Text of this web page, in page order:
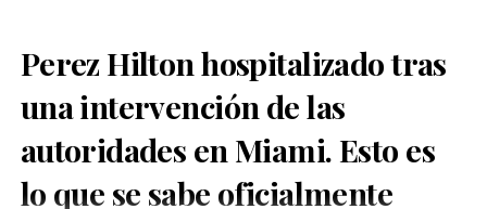
En el clip, generado mediante herramientas de IA, se
observa a Wolverine acercándose a Cíclope para darle
un beso, una escena que nunca ha ocurrido en el
Perez Hilton hospitalizado tras
una intervención de las
autoridades en Miami. Esto es
lo que se sabe oficialmente